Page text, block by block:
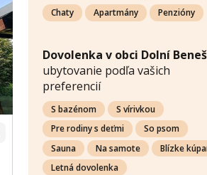
Chaty Apartmány Penzióny
Dovolenka v obci Dolní
ubytovanie podľa vašich
preferencií
S bazénom
S vírivkou
Pre rodiny s deťmi
So psom
Sauna
Na samote
Blízke
Letná dovolenka